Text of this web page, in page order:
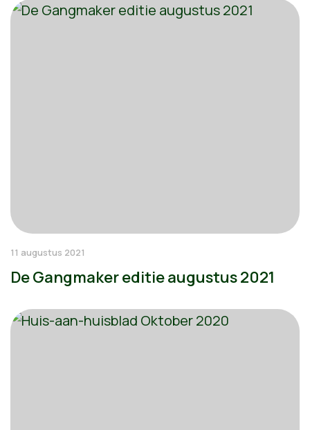
11 augustus 2021
De Gangmaker editie augustus 2021